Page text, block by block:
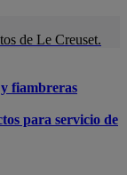
de Le Creuset.
fiambreras
para servicio de